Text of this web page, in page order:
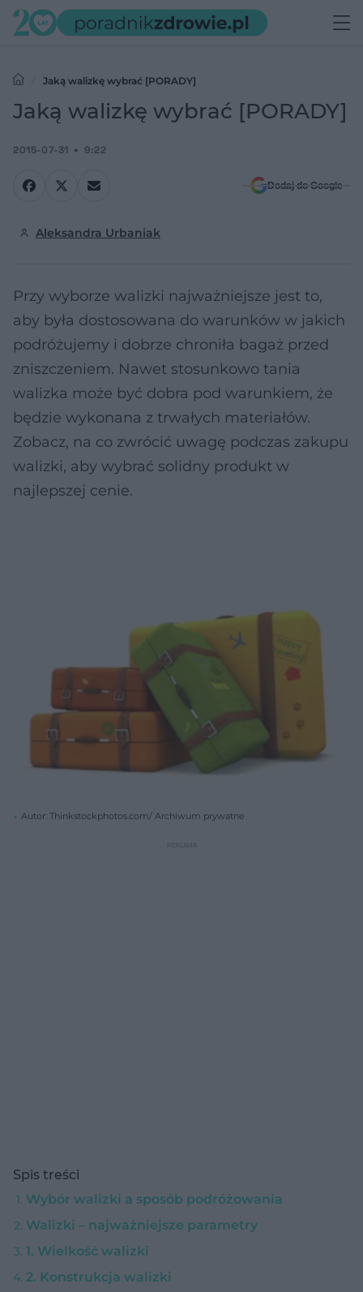
Jaką walizkę wybrać [PORADY]
Jaką walizkę wybrać [PORADY]
2015-07-31 9:22
Dodaj do Google
Aleksandra Urbaniak
Przy wyborze walizki najważniejsze jest to,
aby była dostosowana do warunków w jakich
podróżujemy i dobrze chroniła bagaż przed
zniszczeniem. Nawet stosunkowo tania
walizka może być dobra pod warunkiem, że
będzie wykonana z trwałych materiałów.
Zobacz, na co zwrócić uwagę podczas zakupu
walizki, aby wybrać solidny produkt w
najlepszej cenie.
Autor: Thinkstockphotos.com/ Archiwum prywatne
Spis treści
Wybór walizki a sposób podróżowania
Walizki – najważniejsze parametry
1. Wielkość walizki
2. Konstrukcja walizki